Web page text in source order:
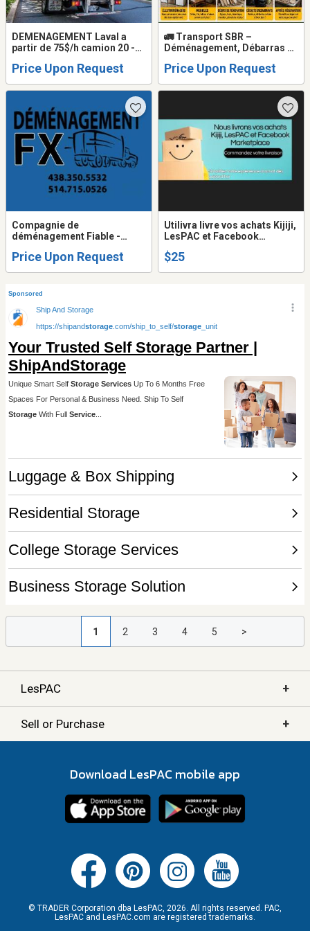
DEMENAGEMENT Laval a
partir de 75$/h camion 20 -
demenageurs.514-993-2895
Price Upon Request
🚛 Transport SBR –
Déménagement, Débarras &
Montréal/Laval
Price Upon Request
Compagnie de
déménagement Fiable -
Billard et Autres Hors
Commercial
Price Upon Request
Utilivra livre vos achats Kijiji,
LesPAC et Facebook
delivers your Kijiji, LesPAC
$25
1 2 3 4 5 >
LesPAC +
Sell or Purchase +
Download LesPAC mobile app
© TRADER Corporation dba LesPAC, 2026. All rights reserved. PAC,
LesPAC and LesPAC.com are registered trademarks.